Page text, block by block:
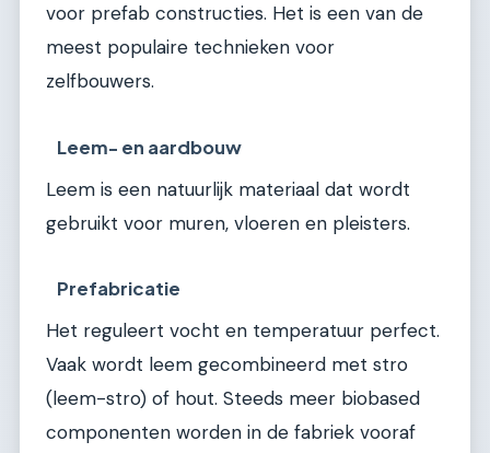
voor prefab constructies. Het is een van de
meest populaire technieken voor
zelfbouwers.
Leem- en aardbouw
Leem is een natuurlijk materiaal dat wordt
gebruikt voor muren, vloeren en pleisters.
Prefabricatie
Het reguleert vocht en temperatuur perfect.
Vaak wordt leem gecombineerd met stro
(leem-stro) of hout. Steeds meer biobased
componenten worden in de fabriek vooraf